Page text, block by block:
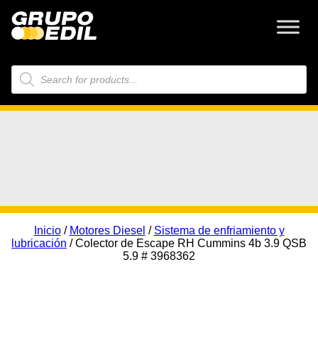
Búsqueda
de
productos
Inicio/ Motores Diesel / Sistema de enfriamiento y
lubricación / Colector de Escape RH Cummins 4b 3.9 QSB
5.9 # 3968362